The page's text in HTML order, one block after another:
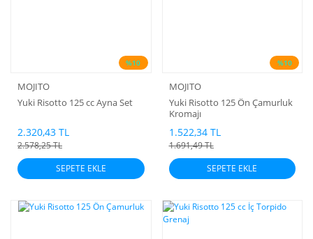
%10
MOJITO
Yuki Risotto 125 cc Ayna Set
2.320,43 TL
2.578,25 TL
SEPETE EKLE
%10
MOJITO
Yuki Risotto 125 Ön Çamurluk
Kromajı
1.522,34 TL
1.691,49 TL
SEPETE EKLE